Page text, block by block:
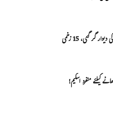
گر گئی، 15 زخمی
کیلئے منفرد اسکیم!